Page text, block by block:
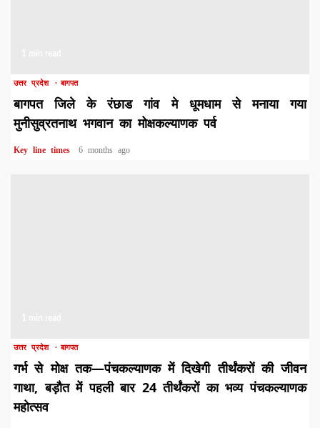
उत्तर प्रदेश बागपत
बागपत जिले के रंछाड गांव मे धूमधाम से मनाया गया
मुनीसुव्रतनाथ भगवान का मोक्षकल्याणक पर्व
Key line times 6 months ago
उत्तर प्रदेश बागपत
गर्भ से मोक्ष तक—पंचकल्याणक में दिखेगी तीर्थंकरों की जीवन
गाथा, बड़ौत में पहली बार 24 तीर्थंकरों का भव्य पंचकल्याणक
महोत्सव